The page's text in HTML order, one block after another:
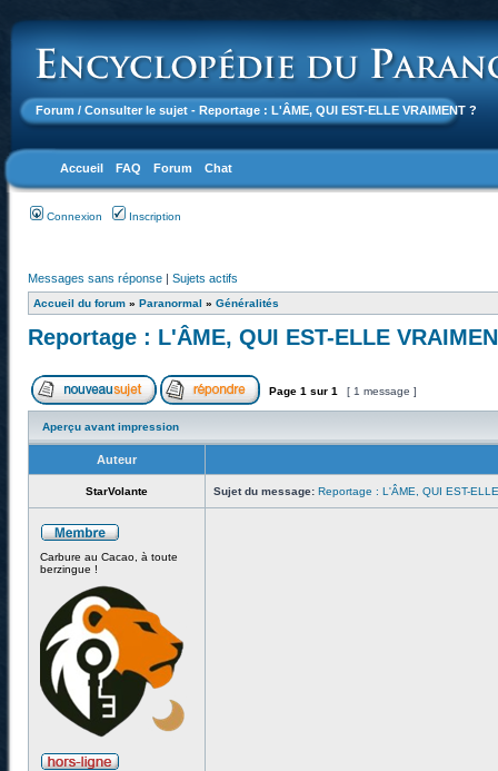
Forum / Consulter le sujet - Reportage : L'ÂME, QUI EST-ELLE VRAIMENT ?
Accueil FAQ Forum Chat
Connexion Inscription
Messages sans réponse | Sujets actifs
Accueil du forum » Paranormal » Généralités
Reportage : L'ÂME, QUI EST-ELLE
Page 1 sur 1 [ 1 message ]
Aperçu avant impression
Auteur
StarVolante Sujet du message: Reportage : L'ÂME, QUI EST-
Carbure au Cacao, à toute
berzingue !